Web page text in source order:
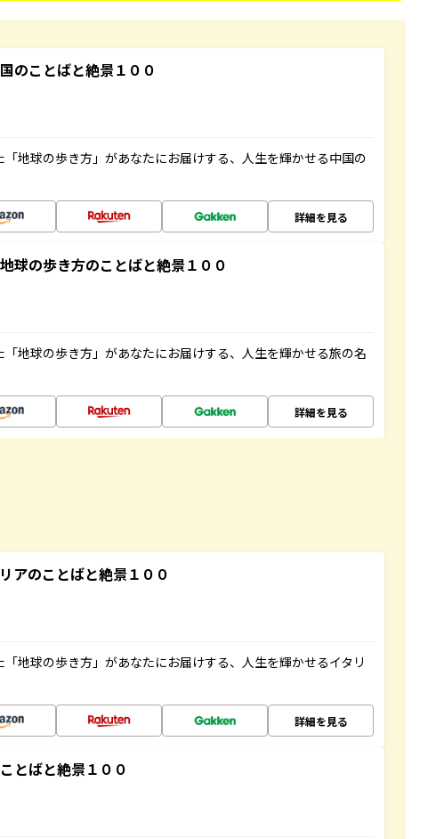
のことばと絶景１００
地球の歩き方」があなたにお届けする、人生を輝かせる中国の
詳細を見る
球の歩き方のことばと絶景１００
地球の歩き方」があなたにお届けする、人生を輝かせる旅の名
詳細を見る
アのことばと絶景１００
地球の歩き方」があなたにお届けする、人生を輝かせるイタリ
詳細を見る
とばと絶景１００